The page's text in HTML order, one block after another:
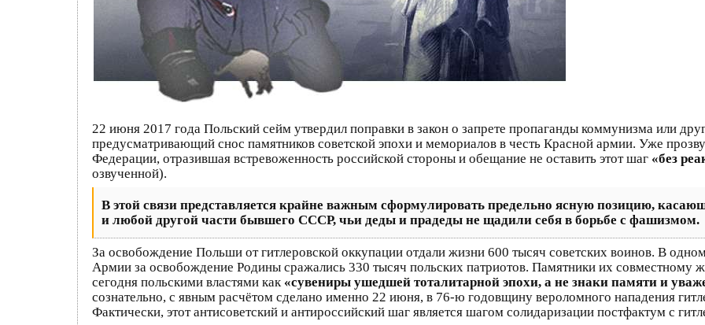
22 июня 2017 года Польский сейм утвердил поправки в закон о запрете пропаганды коммунизма или
предусматривающий снос памятников советской эпохи и мемориалов в честь Красной армии. Уже
Федерации, отразившая встревоженность российской стороны и обещание не оставить этот шаг «без
озвученной).
В этой связи представляется крайне важным сформулировать предельно ясную позицию,
и любой другой части бывшего СССР, чьи деды и прадеды не щадили себя в борьбе с фашизмом.
За освобождение Польши от гитлеровской оккупации отдали жизни 600 тысяч советских воинов. В
Армии за освобождение Родины сражались 330 тысяч польских патриотов. Памятники их совместному
сегодня польскими властями как «сувениры ушедшей тоталитарной эпохи, а не знаки памяти и
сознательно, с явным расчётом сделано именно 22 июня, в 76-ю годовщину вероломного нападения
Фактически, этот антисоветский и антироссийский шаг является шагом солидаризации постфактум с